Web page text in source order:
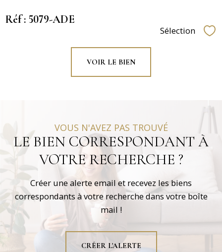
Réf : 5079-ADE
Sélection
VOIR LE BIEN
VOUS N'AVEZ PAS TROUVÉ
LE BIEN CORRESPONDANT À
VOTRE RECHERCHE ?
Créer une alerte email et recevez les biens
correspondants à votre recherche dans votre boîte
mail !
CRÉER L'ALERTE